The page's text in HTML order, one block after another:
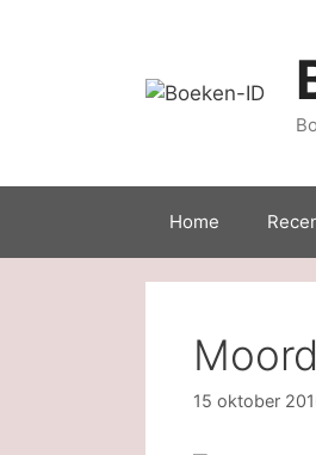
Home
15 oktober